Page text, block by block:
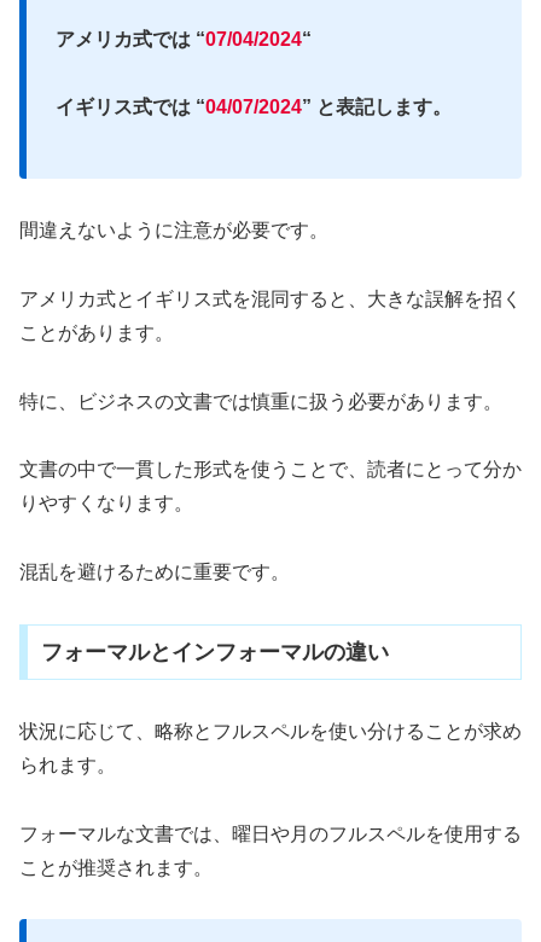
アメリカ式では “07/04/2024“
イギリス式では “04/07/2024” と表記します。
間違えないように注意が必要です。
アメリカ式とイギリス式を混同すると、大きな誤解を招く
ことがあります。
特に、ビジネスの文書では慎重に扱う必要があります。
文書の中で一貫した形式を使うことで、読者にとって分か
りやすくなります。
混乱を避けるために重要です。
フォーマルとインフォーマルの違い
状況に応じて、略称とフルスペルを使い分けることが求め
られます。
フォーマルな文書では、曜日や月のフルスペルを使用する
ことが推奨されます。